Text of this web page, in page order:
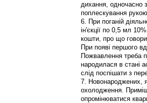
дихання, одночасно
поплескування
6. При поганій
ін'єкції по 0,5 мл
кошти, про що
При появі першого
Пожвавлення треба
народилася в стані
слід поспішати з
7. Новонароджених,
охолодження.
опромінюватися